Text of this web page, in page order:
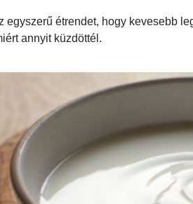
egyszerű étrendet, hogy kevesebb
annyit küzdöttél.